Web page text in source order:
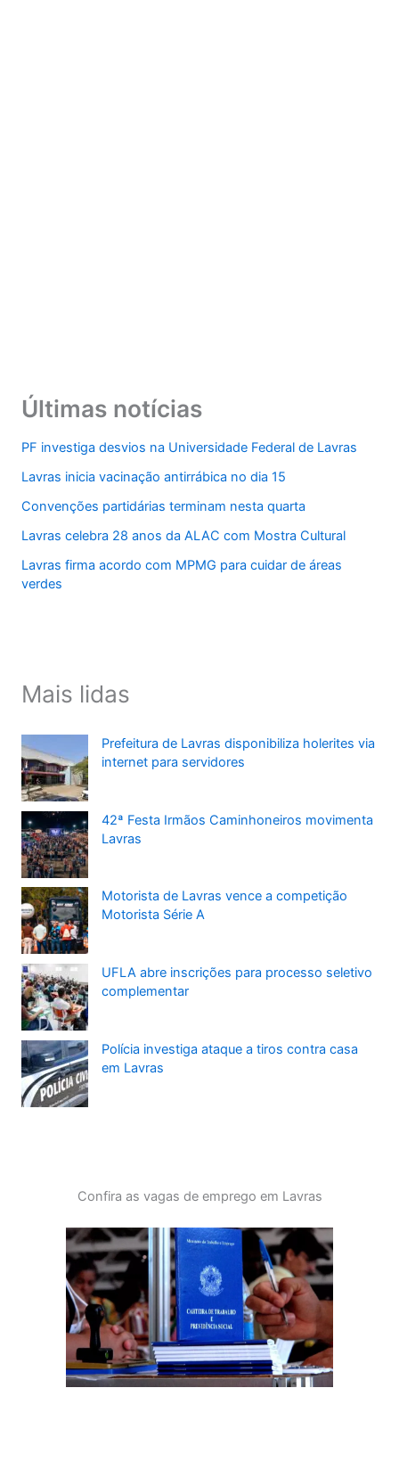
Últimas notícias
PF investiga desvios na Universidade Federal de Lavras
Lavras inicia vacinação antirrábica no dia 15
Convenções partidárias terminam nesta quarta
Lavras celebra 28 anos da ALAC com Mostra Cultural
Lavras firma acordo com MPMG para cuidar de áreas
verdes
Mais lidas
Prefeitura de Lavras disponibiliza holerites via
internet para servidores
42ª Festa Irmãos Caminhoneiros movimenta
Lavras
Motorista de Lavras vence a competição
Motorista Série A
UFLA abre inscrições para processo seletivo
complementar
Polícia investiga ataque a tiros contra casa
em Lavras
Confira as vagas de emprego em Lavras